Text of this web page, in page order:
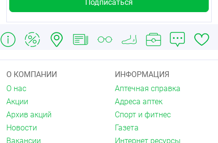
Срок годности
О КОМПАНИИ
О нас
Акции
Архив акций
Новости
Вакансии
ИНФОРМАЦИЯ
Аптечная справка
Адреса аптек
Спорт и фитнес
Газета
Интернет ресурсы